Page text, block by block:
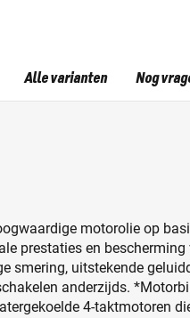
motorolie op
prestaties en
smering, uitstekende
anderzijds.
4-taktmotoren
Alle varianten Nog